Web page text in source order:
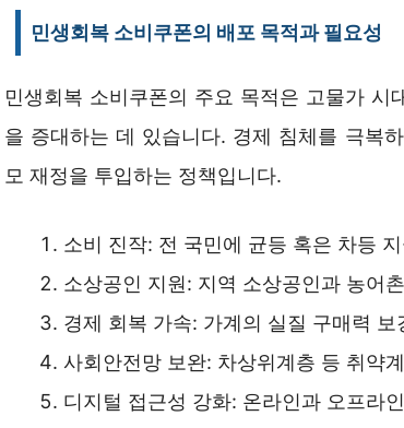
민생회복 소비쿠폰의 배포 목적과 필요성
민생회복 소비쿠폰의 주요 목적은 고물가
을 증대하는 데 있습니다. 경제 침체를 극복
모 재정을 투입하는 정책입니다.
소비 진작: 전 국민에 균등 혹은 차등
소상공인 지원: 지역 소상공인과 농어
경제 회복 가속: 가계의 실질 구매력
사회안전망 보완: 차상위계층 등 취약
디지털 접근성 강화: 온라인과 오프라